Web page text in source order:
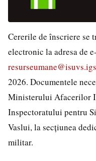
Cererile de înscriere se
electronic la adresa de
2026. Documentele
Ministerului Afacerilor
Inspectoratului pentru
Vaslui, la secțiunea
militar.